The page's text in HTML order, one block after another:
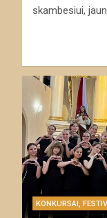
skambesiui,
KONKURSAI,